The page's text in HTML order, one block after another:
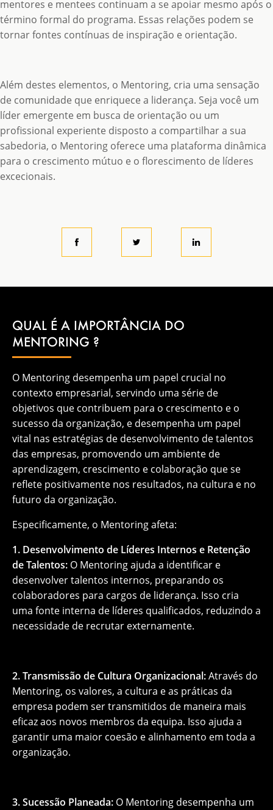
mentores e mentees continuam a se apoiar mesmo após o
término formal do programa. Essas relações podem se
tornar fontes contínuas de inspiração e orientação.
Além destes elementos, o Mentoring, cria uma sensação
de comunidade que enriquece a liderança. Seja você um
líder emergente em busca de orientação ou um
profissional experiente disposto a compartilhar a sua
sabedoria, o Mentoring oferece uma plataforma dinâmica
para o crescimento mútuo e o florescimento de líderes
excecionais.
QUAL É A IMPORTÂNCIA DO
MENTORING ?
O Mentoring desempenha um papel crucial no
contexto empresarial, servindo uma série de
objetivos que contribuem para o crescimento e o
sucesso da organização, e desempenha um papel
vital nas estratégias de desenvolvimento de talentos
das empresas, promovendo um ambiente de
aprendizagem, crescimento e colaboração que se
reflete positivamente nos resultados, na cultura e no
futuro da organização.
Especificamente, o Mentoring afeta:
1. Desenvolvimento de Líderes Internos e Retenção
de Talentos: O Mentoring ajuda a identificar e
desenvolver talentos internos, preparando os
colaboradores para cargos de liderança. Isso cria
uma fonte interna de líderes qualificados, reduzindo a
necessidade de recrutar externamente.
2. Transmissão de Cultura Organizacional:Através do
Mentoring, os valores, a cultura e as práticas da
empresa podem ser transmitidos de maneira mais
eficaz aos novos membros da equipa. Isso ajuda a
garantir uma maior coesão e alinhamento em toda a
organização.
3. Sucessão Planeada: O Mentoring desempenha um